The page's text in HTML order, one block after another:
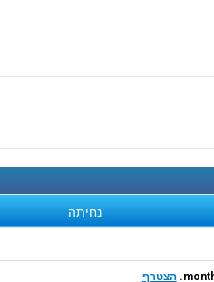
נחיתה
הצטרף